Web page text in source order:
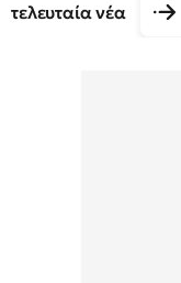
τελευταία νέα